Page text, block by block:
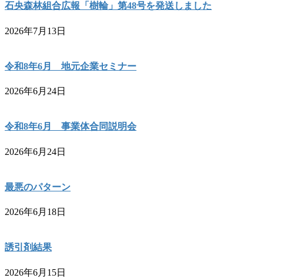
石央森林組合広報「樹輪」第48号を発送しました
2026年7月13日
令和8年6月 地元企業セミナー
2026年6月24日
令和8年6月 事業体合同説明会
2026年6月24日
最悪のパターン
2026年6月18日
誘引剤結果
2026年6月15日